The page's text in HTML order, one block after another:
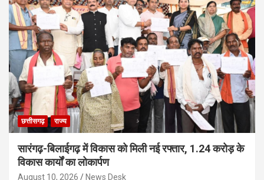
छत्तीसगढ़ राज्य
सारंगढ़-बिलाईगढ़ में विकास को मिली नई रफ्तार, 1.24 करोड़ के
विकास कार्यों का लोकार्पण
August 10, 2026 News Desk